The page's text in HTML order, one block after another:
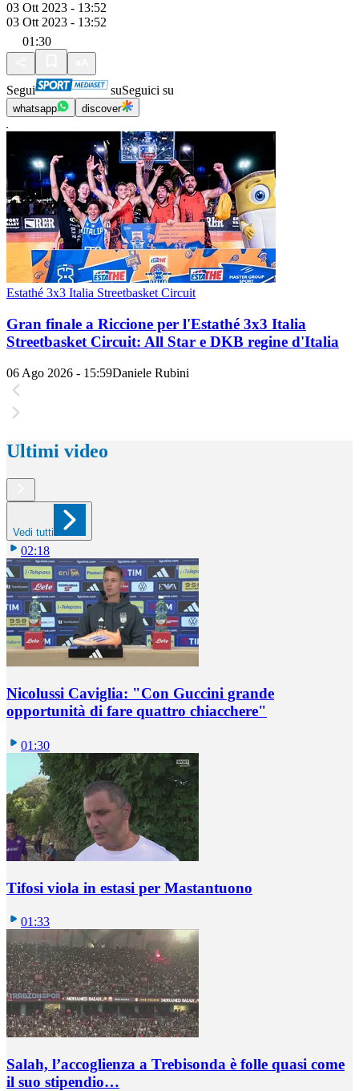
03 Ott 2023 - 13:52
03 Ott 2023 - 13:52
01:30
Segui suSeguici su
whatsapp discover
Estathé 3x3 Italia Streetbasket Circuit
Gran finale a Riccione per l'Estathé 3x3 Italia
Streetbasket Circuit: All Star e DKB regine d'Italia
06 Ago 2026 - 15:59Daniele Rubini
Ultimi video
Vedi tutti
02:18
Nicolussi Caviglia: "Con Guccini grande
opportunità di fare quattro chiacchere"
01:30
Tifosi viola in estasi per Mastantuono
01:33
Salah, l’accoglienza a Trebisonda è folle quasi come
il suo stipendio…